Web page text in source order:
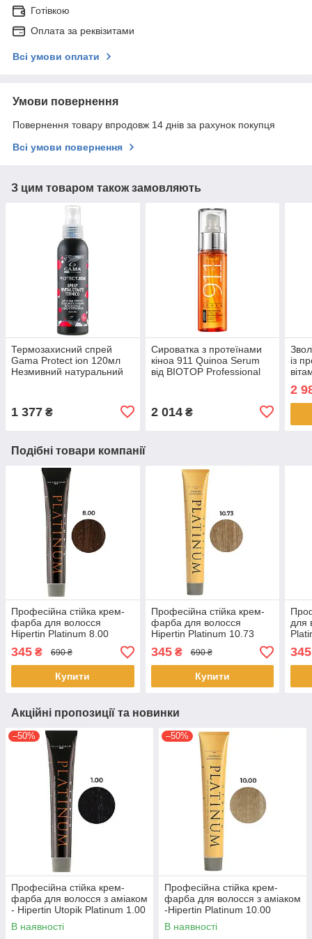
Готівкою
Оплата за реквізитами
Всі умови оплати
Умови повернення
Повернення товару впродовж 14 днів за рахунок покупця
Всі умови повернення
З цим товаром також замовляють
Термозахисний спрей
Gama Protect ion 120мл
Незмивний натуральний
1 377 ₴
Сироватка з протеїнами
кіноа 911 Quinoa Serum
від BIOTOP Professional
2 014₴
із
2
Подібні товари компанії
Професійна стійка крем-
фарба для волосся
Hipertin Platinum 8.00
світлий натуральний
блонд 60 мл
345 ₴ 690 ₴
Купити
Професійна стійка крем-
фарба для волосся
Hipertin Platinum 10.73
супер-блонд пісочно-
золотистий 60мл
345₴ 690 ₴
Купити
для
345
Акційні пропозиції та новинки
–50%
Професійна стійка крем-
фарба для волосся з аміаком
- Hipertin Utopik Platinum 1.00
- Black 60мл
В наявності
–50%
Професійна стійка крем-
фарба для волосся з аміаком
-Hipertin Platinum 10.00
супер-блонд платиновий
60мл
В наявності